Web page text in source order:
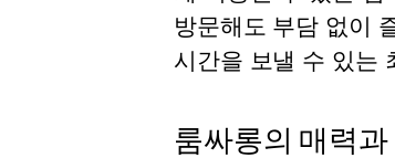
방문해도 부담 없이
시간을 보낼 수 있는
룸싸롱의 매력